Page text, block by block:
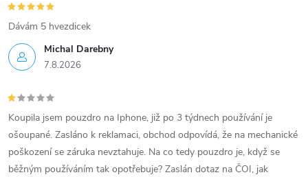
Michal Darebny
7.8.2026
Dávám 5 hvezdicek
Koupila jsem pouzdro na Iphone, již po 3 týdnech používání je
ošoupané. Zasláno k reklamaci, obchod odpovídá, že na mechanické
poškození se záruka nevztahuje. Na co tedy pouzdro je, když se
běžným používáním tak opotřebuje? Zaslán dotaz na ČOI, jak